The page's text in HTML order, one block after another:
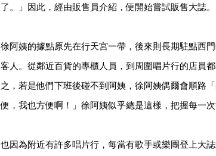
了。」因此，經由販售員介紹，便開始嘗試販售大誌。
徐阿姨的據點原先在行天宮一帶，後來則長期駐點西
客人。從鄰近百貨的專櫃人員，到周圍唱片行的店員
之，若是他們下班後碰不到阿姨，徐阿姨偶爾會順路
便，我也方便啊！」徐阿姨似乎總是這樣，把握每一次
也因為附近有許多唱片行，每當有歌手或樂團登上大